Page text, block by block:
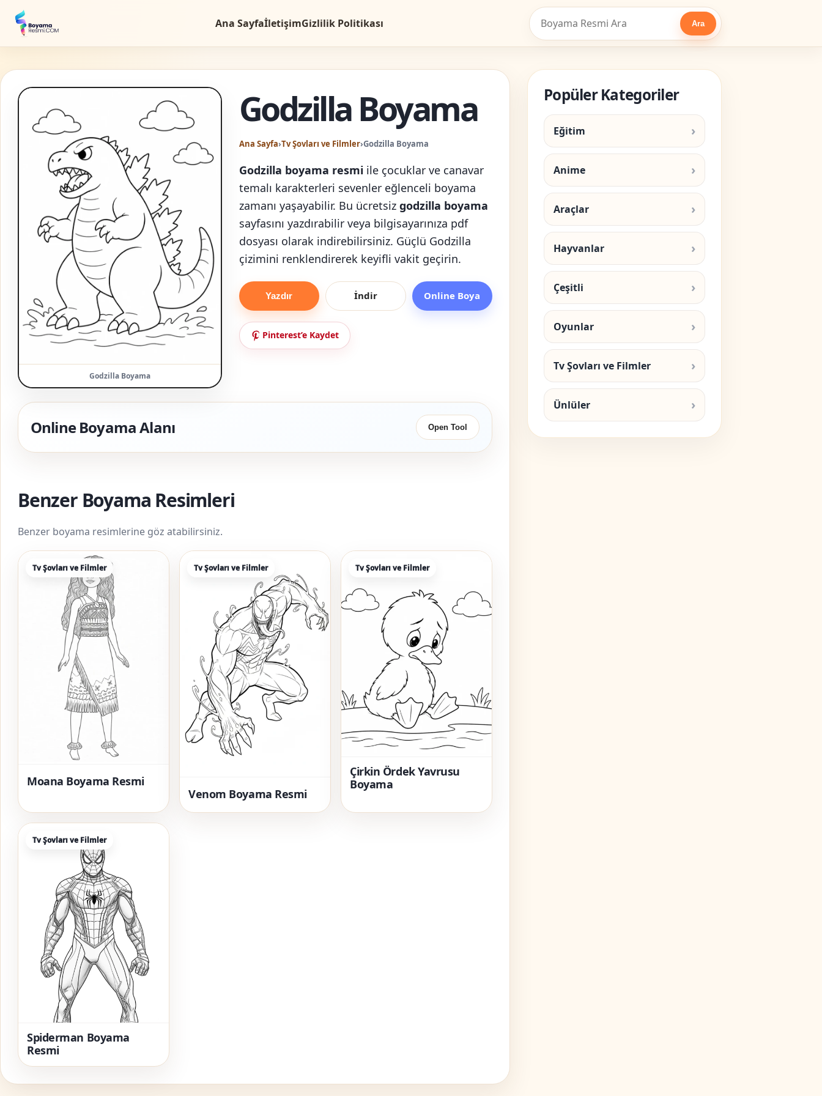
Ana SayfaİletişimGizlilik Politikası Ara
Godzilla Boyama
Godzilla Boyama
Ana Sayfa›Tv Şovları ve Filmler›Godzilla Boyama
Godzilla boyama resmiile çocuklar ve canavar
temalı karakterleri sevenler eğlenceli boyama
zamanı yaşayabilir. Bu ücretsiz godzilla boyama
sayfasını yazdırabilir veya bilgisayarınıza pdf
dosyası olarak indirebilirsiniz. Güçlü Godzilla
çizimini renklendirerek keyifli vakit geçirin.
Yazdır İndir Online Boya
Pinterest’e Kaydet
Online Boyama Alanı Open Tool
Benzer Boyama Resimleri
Benzer boyama resimlerine göz atabilirsiniz.
Tv Şovları ve Filmler
Moana Boyama Resmi
Tv Şovları ve Filmler
Venom Boyama Resmi
Tv Şovları ve Filmler
Çirkin Ördek Yavrusu
Boyama
Tv Şovları ve Filmler
Spiderman Boyama
Resmi
Popüler Kategoriler
Eğitim
Anime
Araçlar
Hayvanlar
Çeşitli
Oyunlar
Tv Şovları ve Filmler
Ünlüler